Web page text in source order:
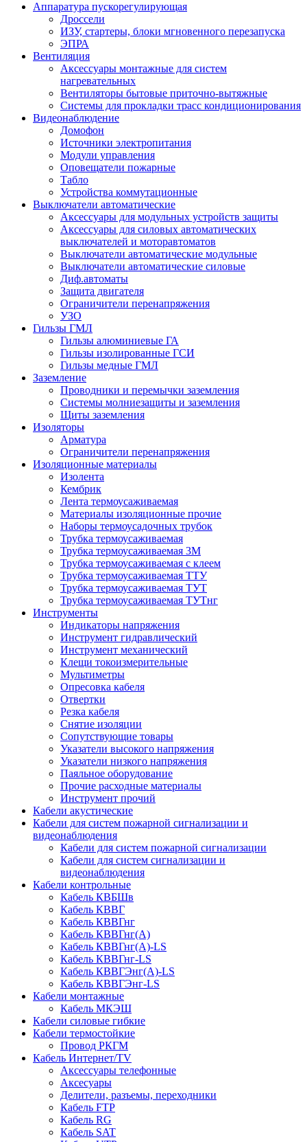
Аппаратура пускорегулирующая
Дроссели
ИЗУ, стартеры, блоки мгновенного перезапуска
ЭПРА
Вентиляция
Аксессуары монтажные для систем
нагревательных
Вентиляторы бытовые приточно-вытяжные
Системы для прокладки трасс кондиционирования
Видеонаблюдение
Домофон
Источники электропитания
Модули управления
Оповещатели пожарные
Табло
Устройства коммутационные
Выключатели автоматические
Аксессуары для модульных устройств защиты
Аксессуары для силовых автоматических
выключателей и моторавтоматов
Выключатели автоматические модульные
Выключатели автоматические силовые
Диф.автоматы
Защита двигателя
Ограничители перенапряжения
УЗО
Гильзы ГМЛ
Гильзы алюминиевые ГА
Гильзы изолированные ГСИ
Гильзы медные ГМЛ
Заземление
Проводники и перемычки заземления
Системы молниезащиты и заземления
Щиты заземления
Изоляторы
Арматура
Ограничители перенапряжения
Изоляционные материалы
Изолента
Кембрик
Лента термоусаживаемая
Материалы изоляционные прочие
Наборы термоусадочных трубок
Трубка термоусаживаемая
Трубка термоусаживаемая 3М
Трубка термоусаживаемая с клеем
Трубка термоусаживаемая ТТУ
Трубка термоусаживаемая ТУТ
Трубка термоусаживаемая ТУТнг
Инструменты
Индикаторы напряжения
Инструмент гидравлический
Инструмент механический
Клещи токоизмерительные
Мультиметры
Опресовка кабеля
Отвертки
Резка кабеля
Снятие изоляции
Сопутствующие товары
Указатели высокого напряжения
Указатели низкого напряжения
Паяльное оборудование
Прочие расходные материалы
Инструмент прочий
Кабели акустические
Кабели для систем пожарной сигнализации и
видеонаблюдения
Кабели для систем пожарной сигнализации
Кабели для систем сигнализации и
видеонаблюдения
Кабели контрольные
Кабель КВБШв
Кабель КВВГ
Кабель КВВГнг
Кабель КВВГнг(А)
Кабель КВВГнг(А)-LS
Кабель КВВГнг-LS
Кабель КВВГЭнг(А)-LS
Кабель КВВГЭнг-LS
Кабели монтажные
Кабель МКЭШ
Кабели силовые гибкие
Кабели термостойкие
Провод РКГМ
Кабель Интернет/TV
Аксессуары телефонные
Аксесуары
Делители, разъемы, переходники
Кабель FTP
Кабель RG
Кабель SAT